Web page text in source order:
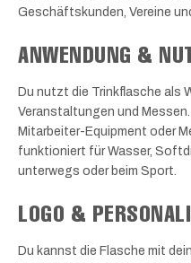
Geschäftskunden, Vereine
ANWENDUNG &
Du nutzt die Trinkflasche als
Veranstaltungen und
Mitarbeiter-Equipment oder
funktioniert für Wasser,
unterwegs oder beim Sport.
LOGO &
Du kannst die Flasche mit